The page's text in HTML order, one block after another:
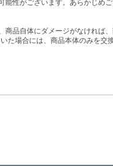
性がございます。あらかじめご
品自体にダメージがなければ
場合には、商品本体のみを交